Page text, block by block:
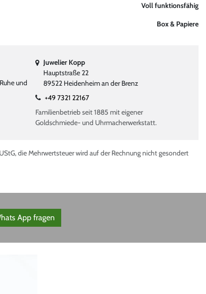
Voll funktionsfähig
Box & Papiere
und
Juwelier Kopp
Hauptstraße 22
89522 Heidenheim an der Brenz
+49 7321 22167
Familienbetrieb seit 1885 mit eigener
Goldschmiede- und Uhrmacherwerkstatt.
die Mehrwertsteuer wird auf der Rechnung nicht gesondert
App fragen